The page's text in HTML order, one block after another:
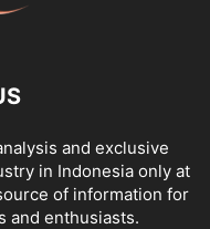
and exclusive
in Indonesia only at
of information for
and enthusiasts.